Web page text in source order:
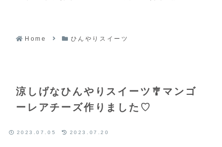
ッキーのレシピだよ！
コーンレシピだよ！
Home ひんやりスイーツ
涼しげなひんやりスイーツ🎐マンゴ
ーレアチーズ作りました♡
2023.07.05 2023.07.20